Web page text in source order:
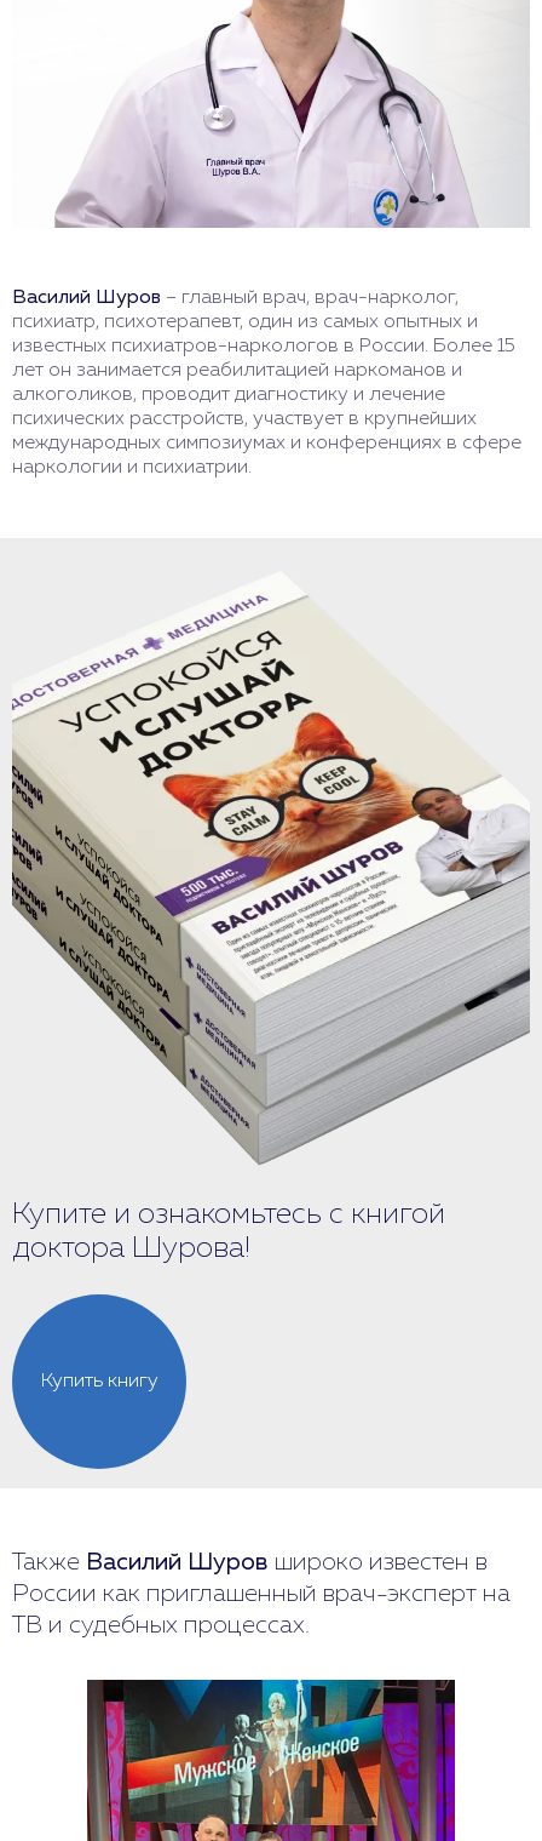
Василий Шуров – главный врач, врач-нарколог,
психиатр, психотерапевт, один из самых опытных и
известных психиатров-наркологов в России. Более 15
лет он занимается реабилитацией наркоманов и
алкоголиков, проводит диагностику и лечение
психических расстройств, участвует в крупнейших
международных симпозиумах и конференциях в сфере
наркологии и психиатрии.
Купите и ознакомьтесь с книгой
доктора Шурова!
Купить книгу
Также Василий Шуров широко известен в
России как приглашенный врач-эксперт на
ТВ и судебных процессах.